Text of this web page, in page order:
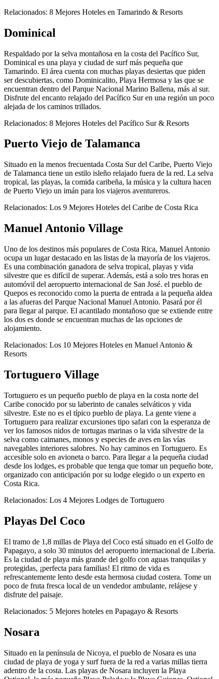
Relacionados: 8 Mejores Hoteles en Tamarindo & Resorts
Dominical
Respaldado por la selva montañosa en la costa del Pacífico Sur,
Dominical es una playa y ciudad de surf más pequeña que
Tamarindo. El área cuenta con muchas playas desiertas que piden
ser descubiertas, como Dominicalito, Playa Hermosa y las que se
encuentran dentro del Parque Nacional Marino Ballena, más al sur.
Disfrute del encanto relajado del Pacífico Sur en una región un poco
alejada de los caminos trillados.
Relacionados: 8 Mejores Hoteles del Pacífico Sur & Resorts
Puerto Viejo de Talamanca
Situado en la menos frecuentada Costa Sur del Caribe, Puerto Viejo
de Talamanca tiene un estilo isleño relajado fuera de la red. La selva
tropical, las playas, la comida caribeña, la música y la cultura hacen
de Puerto Viejo un imán para los viajeros aventureros.
Relacionados: Los 9 Mejores Hoteles del Caribe de Costa Rica
Manuel Antonio Village
Uno de los destinos más populares de Costa Rica, Manuel Antonio
ocupa un lugar destacado en las listas de la mayoría de los viajeros.
Es una combinación ganadora de selva tropical, playas y vida
silvestre que es difícil de superar. Además, está a solo tres horas en
automóvil del aeropuerto internacional de San José. el pueblo de
Quepos es reconocido como la puerta de entrada a la pequeña aldea
a las afueras del Parque Nacional Manuel Antonio. Pasará por él
para llegar al parque. El acantilado montañoso que se extiende entre
los dos es donde se encuentran muchas de las opciones de
alojamiento.
Relacionados: Los 10 Mejores Hoteles en Manuel Antonio &
Resorts
Tortuguero Village
Tortuguero es un pequeño pueblo de playa en la costa norte del
Caribe conocido por su laberinto de canales selváticos y vida
silvestre. Este no es el típico pueblo de playa. La gente viene a
Tortuguero para realizar excursiones tipo safari con la esperanza de
ver los famosos nidos de tortugas marinas o la vida silvestre de la
selva como caimanes, monos y especies de aves en las vías
navegables interiores salobres. No hay caminos en Tortuguero. Es
accesible solo en avioneta o barco. Para llegar a la pequeña ciudad
desde los lodges, es probable que tenga que tomar un pequeño bote,
organizado con anticipación por su lodge elegido o un experto en
Costa Rica.
Relacionados: Los 4 Mejores Lodges de Tortuguero
Playas Del Coco
El tramo de 1,8 millas de Playa del Coco está situado en el Golfo de
Papagayo, a solo 30 minutos del aeropuerto internacional de Liberia.
Es la ciudad de playa más grande del golfo con aguas tranquilas y
protegidas, ¡perfecta para familias! El ritmo de vida es
refrescantemente lento desde esta hermosa ciudad costera. Tome un
poco de fruta fresca local de un vendedor ambulante, relájese y
disfrute del paisaje.
Relacionados: 5 Mejores hoteles en Papagayo & Resorts
Nosara
Situado en la península de Nicoya, el pueblo de Nosara es una
ciudad de playa de yoga y surf fuera de la red a varias millas tierra
adentro de la costa. Las playas de Nosara incluyen la Playa